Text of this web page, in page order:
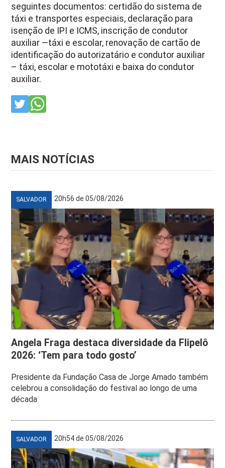
seguintes documentos: certidão do sistema de
táxi e transportes especiais, declaração para
isenção de IPI e ICMS, inscrição de condutor
auxiliar —táxi e escolar, renovação de cartão de
identificação do autorizatário e condutor auxiliar
– táxi, escolar e mototáxi e baixa do condutor
auxiliar.
MAIS NOTÍCIAS
SALVADOR 20h56 de 05/08/2026
Angela Fraga destaca diversidade da Flipelô
2026: ‘Tem para todo gosto’
Presidente da Fundação Casa de Jorge Amado também
celebrou a consolidação do festival ao longo de uma
década
SALVADOR 20h54 de 05/08/2026